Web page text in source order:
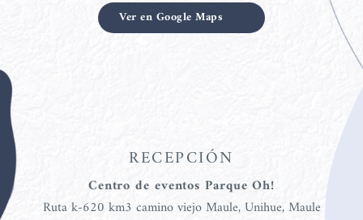
Ver en Google Maps
RECEPCIÓN
Centro de eventos Parque Oh!
Ruta k-620 km3 camino viejo Maule, Unihue, Maule